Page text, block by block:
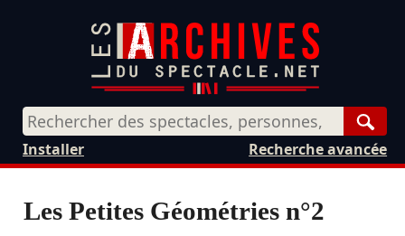
Recherche avancée
Installer
Les Petites Géométries n°2